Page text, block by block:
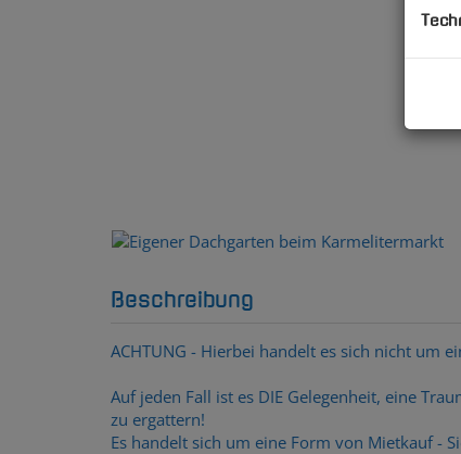
Beschreibung
ACHTUNG - Hierbei handelt es sich nicht um
Auf jeden Fall ist es DIE Gelegenheit, eine
zu ergattern!
Es handelt sich um eine Form von Mietkauf -